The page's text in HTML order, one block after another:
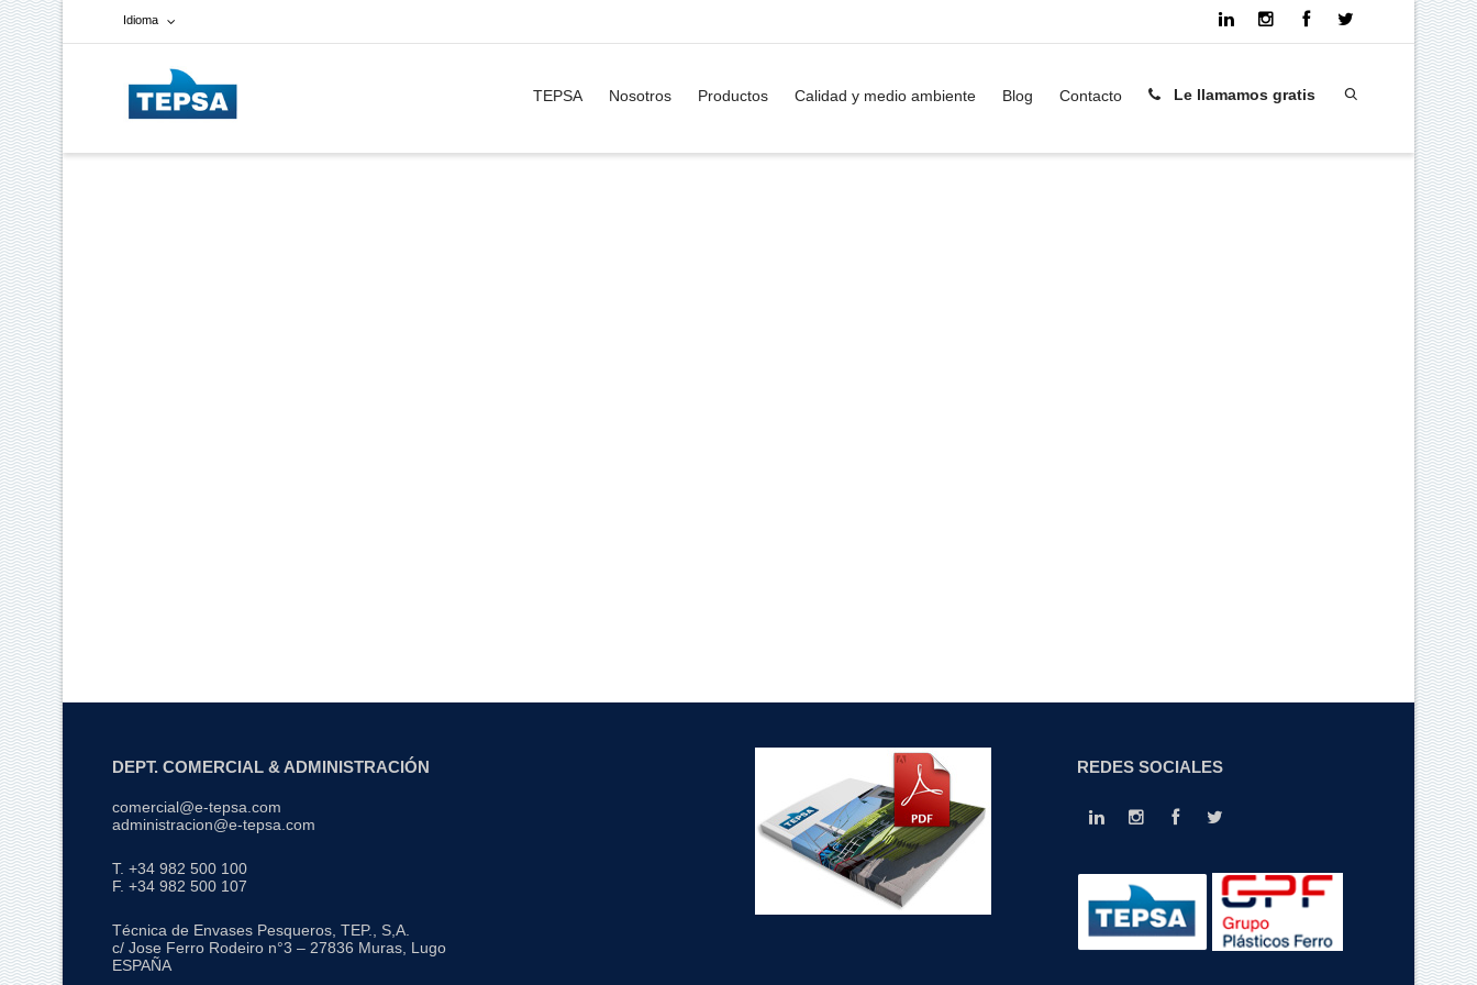
Idioma
Francés
Español
TEPSA Nosotros Productos Calidad y medio ambiente Blog Contacto Le llamamos gratis
DEPT. COMERCIAL & ADMINISTRACIÓN
comercial@e-tepsa.com
administracion@e-tepsa.com
T. +34 982 500 100
F. +34 982 500 107
Técnica de Envases Pesqueros, TEP., S,A.
c/ Jose Ferro Rodeiro n°3 – 27836 Muras, Lugo
ESPAÑA
REDES SOCIALES